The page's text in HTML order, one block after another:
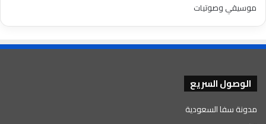
موسيقي وصوتيات
الوصول السريع
مدونة سفا السعودية